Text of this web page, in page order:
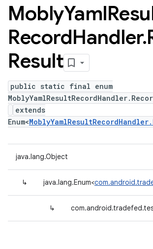
MoblyYaml
RecordHandler.
Result
public static final enum
extends
Enum<
java.lang.Object
↳ java.lang.Enum<
↳